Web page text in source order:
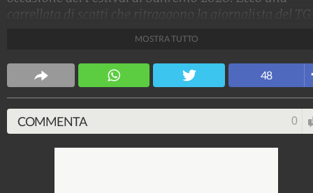
carrellata di scatti che ritraggono la giornalista del
Spettacolo Fanpage
4.053.327.404 9.453 video 76.076 foto
MOSTRA TUTTO
48
COMMENTA 0